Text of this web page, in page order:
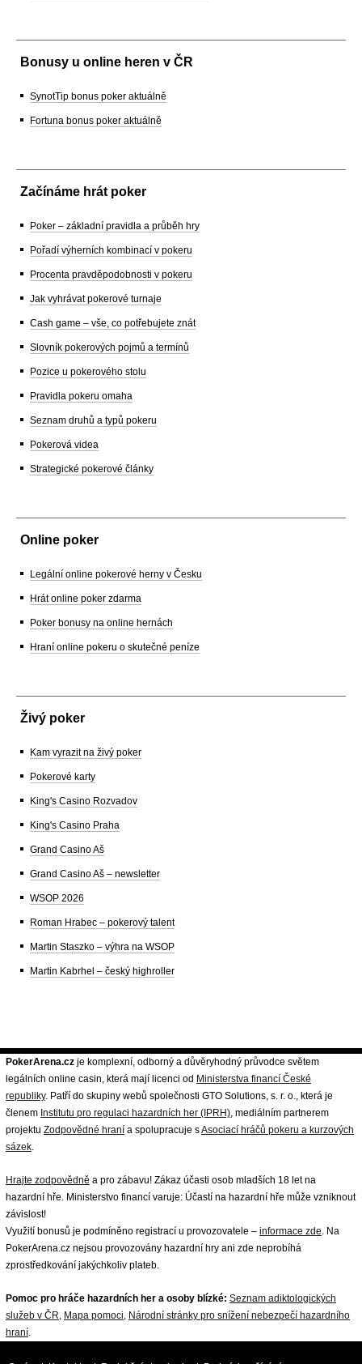
Bonusy u online heren v ČR
SynotTip bonus poker aktuálně
Fortuna bonus poker aktuálně
Začínáme hrát poker
Poker – základní pravidla a průběh hry
Pořadí výherních kombinací v pokeru
Procenta pravděpodobnosti v pokeru
Jak vyhrávat pokerové turnaje
Cash game – vše, co potřebujete znát
Slovník pokerových pojmů a termínů
Pozice u pokerového stolu
Pravidla pokeru omaha
Seznam druhů a typů pokeru
Pokerová videa
Strategické pokerové články
Online poker
Legální online pokerové herny v Česku
Hrát online poker zdarma
Poker bonusy na online hernách
Hraní online pokeru o skutečné peníze
Živý poker
Kam vyrazit na živý poker
Pokerové karty
King's Casino Rozvadov
King's Casino Praha
Grand Casino Aš
Grand Casino Aš – newsletter
WSOP 2026
Roman Hrabec – pokerový talent
Martin Staszko – výhra na WSOP
Martin Kabrhel – český highroller
PokerArena.cz je komplexní, odborný a důvěryhodný průvodce světem
legálních online casin, která mají licenci od Ministerstva financí České
republiky. Patří do skupiny webů společnosti GTO Solutions, s. r. o., která je
členem Institutu pro regulaci hazardních her (IPRH) , mediálním partnerem
projektu Zodpovědné hraní a spolupracuje sAsociací hráčů pokeru a kurzových
sázek
Hrajte zodpovědně a pro zábavu! Zákaz účasti osob mladších 18 let na
hazardní hře. Ministerstvo financí varuje: Účastí na hazardní hře může vzniknout
závislost!
Využití bonusů je podmíněno registrací u provozovatele – informace zde . Na
PokerArena.cz nejsou provozovány hazardní hry ani zde neprobíhá
zprostředkování jakýchkoliv plateb.
Pomoc pro hráče hazardních her a osoby blízké: Seznam adiktologických
služeb v ČR Mapa pomoci Národní stránky pro snížení nebezpečí hazardního
hraní